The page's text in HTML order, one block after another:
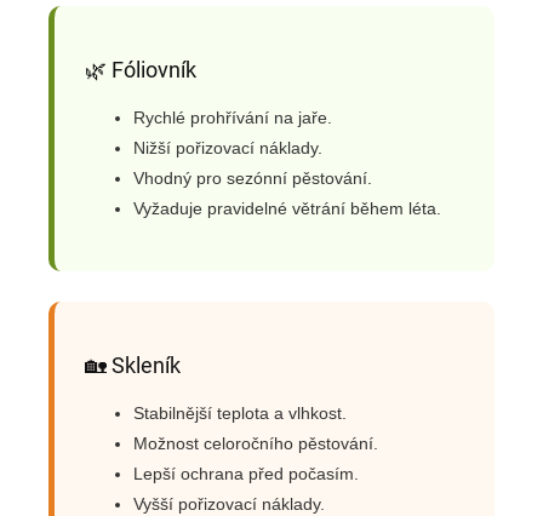
🌿 Fóliovník
Rychlé prohřívání na jaře.
Nižší pořizovací náklady.
Vhodný pro sezónní pěstování.
Vyžaduje pravidelné větrání během léta.
🏡 Skleník
Stabilnější teplota a vlhkost.
Možnost celoročního pěstování.
Lepší ochrana před počasím.
Vyšší pořizovací náklady.